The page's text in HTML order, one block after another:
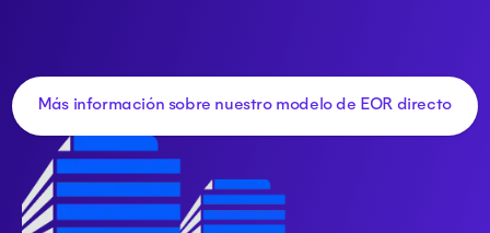
Más información sobre nuestro modelo de EOR directo